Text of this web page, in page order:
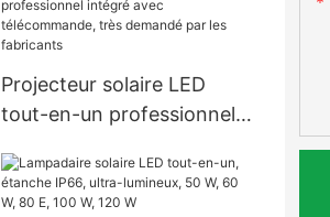
Projecteur solaire LED
tout-en-un professionnel
télécommande, très
demandé par les